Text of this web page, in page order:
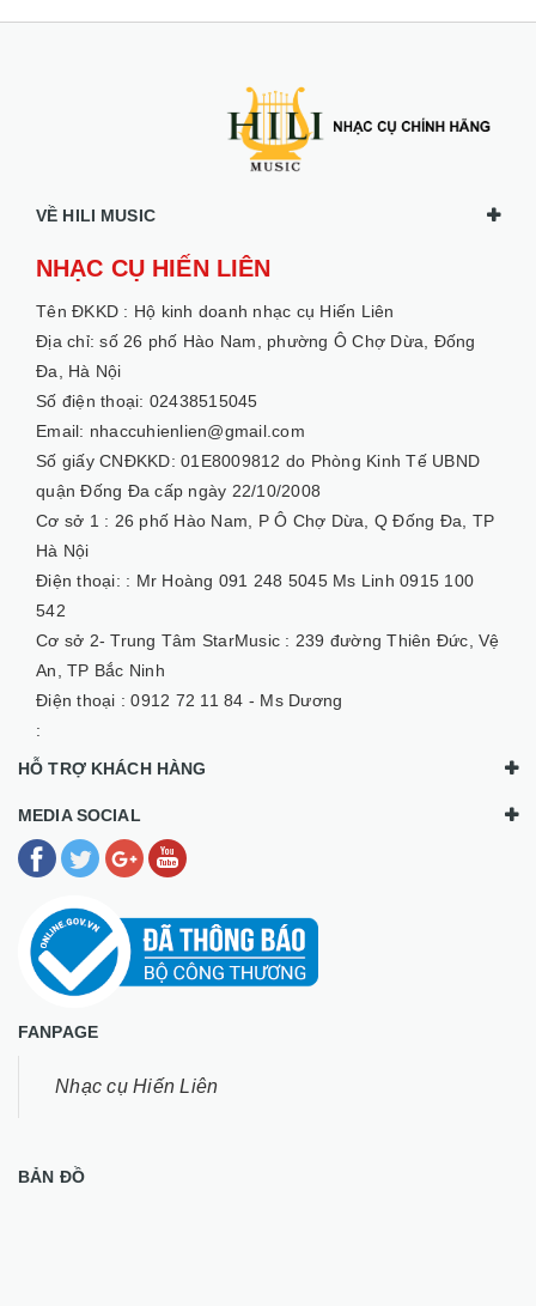
VỀ HILI MUSIC
NHẠC CỤ HIẾN LIÊN
Tên ĐKKD : Hộ kinh doanh nhạc cụ Hiến Liên
Địa chỉ: số 26 phố Hào Nam, phường Ô Chợ Dừa, Đống
Đa, Hà Nội
Số điện thoại: 02438515045
Email: nhaccuhienlien@gmail.com
Số giấy CNĐKKD: 01E8009812 do Phòng Kinh Tế UBND
quận Đống Đa cấp ngày 22/10/2008
Cơ sở 1 : 26 phố Hào Nam, P Ô Chợ Dừa, Q Đống Đa, TP
Hà Nội
Điện thoại: : Mr Hoàng 091 248 5045 Ms Linh 0915 100
542
Cơ sở 2- Trung Tâm StarMusic : 239 đường Thiên Đức, Vệ
An, TP Bắc Ninh
Điện thoại :0912 72 11 84 - Ms Dương
:
HỖ TRỢ KHÁCH HÀNG
MEDIA SOCIAL
FANPAGE
Nhạc cụ Hiến Liên
BẢN ĐỒ